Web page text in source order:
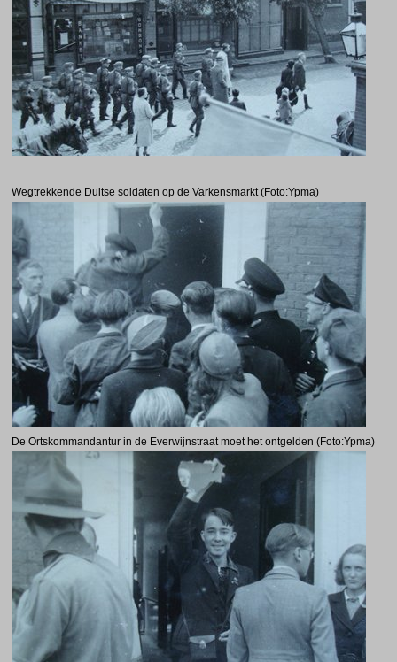
Wegtrekkende Duitse soldaten op de Varkensmarkt (Foto:Ypma)
De Ortskommandantur in de Everwijnstraat moet het ontgelden (Foto:Ypma)